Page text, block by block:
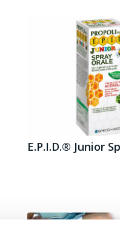
E.P.I.D.® Junior